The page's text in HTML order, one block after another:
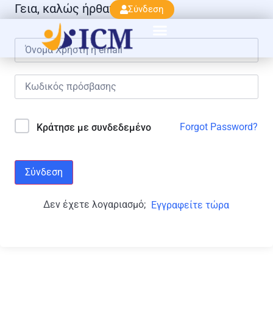
Σύνδεση
Γεια, καλώς ήρθατε πάλι!
Κράτησε με συνδεδεμένο Forgot Password?
Σύνδεση
Δεν έχετε λογαριασμό; Εγγραφείτε τώρα